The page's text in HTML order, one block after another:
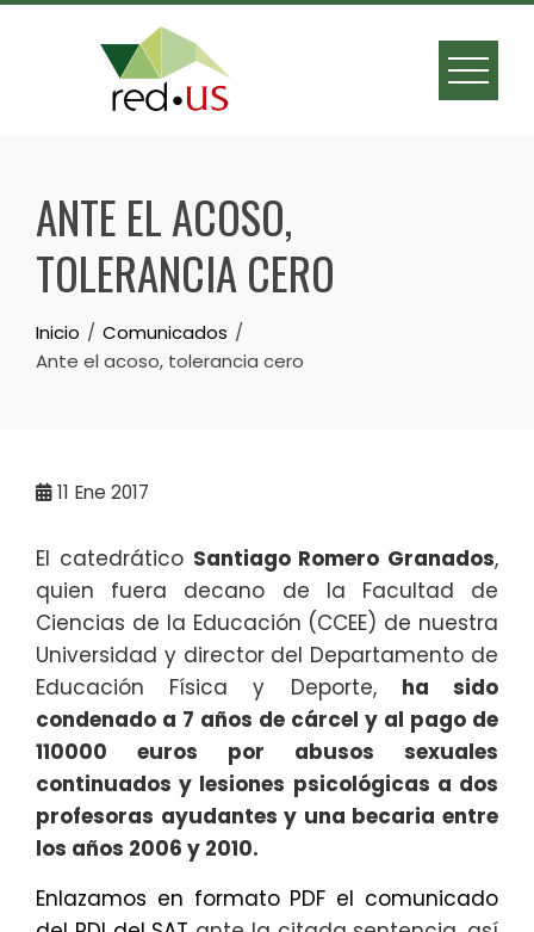
Skip
ANTE EL ACOSO,
TOLERANCIA CERO
Inicio
Comunicados
Ante el acoso, tolerancia cero
11 Ene 2017
El catedrático Santiago Romero Granados,
quien fuera decano de la Facultad de
Ciencias de la Educación (CCEE) de nuestra
Universidad y director del Departamento de
Educación Física y Deporte, ha sido
condenado a 7 años de cárcel y al pago de
110000 euros por abusos sexuales
continuados y lesiones psicológicas a dos
profesoras ayudantes y una becaria entre
los años 2006 y 2010.
Enlazamos en formato PDF el comunicado